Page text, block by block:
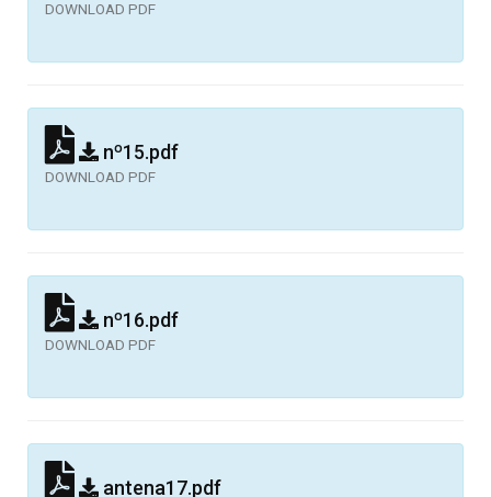
DOWNLOAD PDF
nº15.pdf
DOWNLOAD PDF
nº16.pdf
DOWNLOAD PDF
antena17.pdf